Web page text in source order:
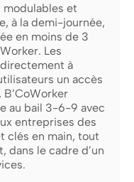
modulables et
à la demi-journée,
en moins de 3
Les
à
un accès
au bail 3-6-9 avec
entreprises des
clés en main, tout
dans le cadre d’un